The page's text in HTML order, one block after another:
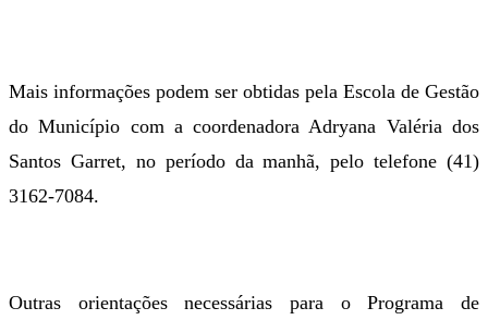
Mais informações podem ser obtidas pela Escola de Gestão
do Município com a coordenadora Adryana Valéria dos
Santos Garret, no período da manhã, pelo telefone (41)
3162-7084.
Outras orientações necessárias para o Programa de